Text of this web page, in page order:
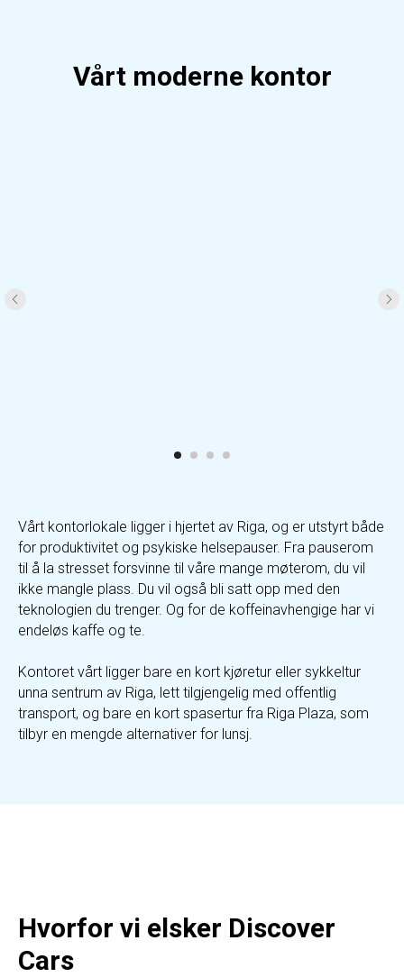
Vårt moderne kontor
Vårt kontorlokale ligger i hjertet av Riga, og er utstyrt både
for produktivitet og psykiske helsepauser. Fra pauserom
til å la stresset forsvinne til våre mange møterom, du vil
ikke mangle plass. Du vil også bli satt opp med den
teknologien du trenger. Og for de koffeinavhengige har vi
endeløs kaffe og te.
Kontoret vårt ligger bare en kort kjøretur eller sykkeltur
unna sentrum av Riga, lett tilgjengelig med offentlig
transport, og bare en kort spasertur fra Riga Plaza, som
tilbyr en mengde alternativer for lunsj.
Hvorfor vi elsker Discover
Cars